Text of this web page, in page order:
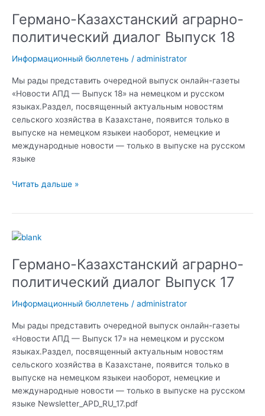
Германо-Казахстанский аграрно-
политический диалог Выпуск 18
Информационный бюллетень / administrator
Мы рады представить очередной выпуск онлайн-газеты
«Новости АПД — Выпуск 18» на немецком и русском
языках.Раздел, посвященный актуальным новостям
сельского хозяйства в Казахстане, появится только в
выпуске на немецком языкеи наоборот, немецкие и
международные новости — только в выпуске на русском
языке
аграрно-
политический
диалог
Выпуск
Читать дальше »
Германо-Казахстанский аграрно-
политический диалог Выпуск 17
Информационный бюллетень / administrator
Мы рады представить очередной выпуск онлайн-газеты
«Новости АПД — Выпуск 17» на немецком и русском
языках.Раздел, посвященный актуальным новостям
сельского хозяйства в Казахстане, появится только в
выпуске на немецком языкеи наоборот, немецкие и
международные новости — только в выпуске на русском
языке Newsletter_APD_RU_17.pdf
Германо-
аграрно-
политический
диалог
Выпуск